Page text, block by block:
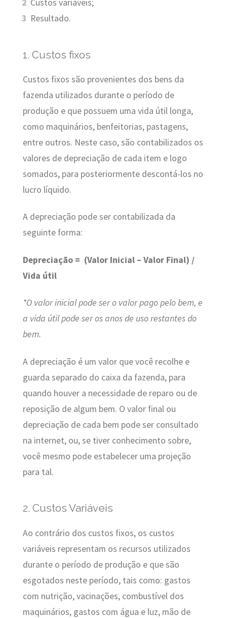
Custos variáveis;
Resultado.
1. Custos fixos
Custos fixos são provenientes dos bens da
fazenda utilizados durante o período de
produção e que possuem uma vida útil longa,
como maquinários, benfeitorias, pastagens,
entre outros. Neste caso, são contabilizados os
valores de depreciação de cada item e logo
somados, para posteriormente descontá-los no
lucro líquido.
A depreciação pode ser contabilizada da
seguinte forma:
Depreciação = (Valor Inicial – Valor Final) /
Vida útil
*O valor inicial pode ser o valor pago pelo bem, e
a vida útil pode ser os anos de uso restantes do
bem.
A depreciação é um valor que você recolhe e
guarda separado do caixa da fazenda, para
quando houver a necessidade de reparo ou de
reposição de algum bem. O valor final ou
depreciação de cada bem pode ser consultado
na internet, ou, se tiver conhecimento sobre,
você mesmo pode estabelecer uma projeção
para tal.
2. Custos Variáveis
Ao contrário dos custos fixos, os custos
variáveis representam os recursos utilizados
durante o período de produção e que são
esgotados neste período, tais como: gastos
com nutrição, vacinações, combustível dos
maquinários, gastos com água e luz, mão de